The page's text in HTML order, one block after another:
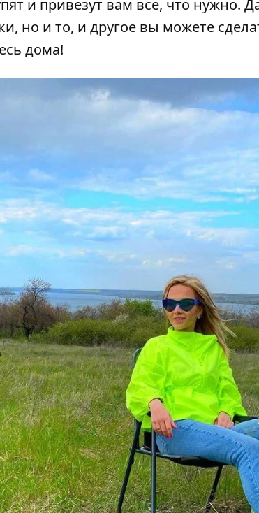
и привезут вам все, что нужно.
но и то, и другое вы можете
дома!